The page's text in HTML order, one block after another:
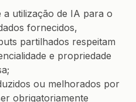
utilização de IA para o
fornecidos,
partilhados respeitam
e propriedade
ou melhorados por
obrigatoriamente